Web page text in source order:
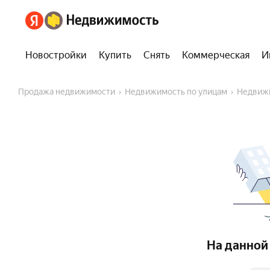
Новостройки Купить Снять Коммерческая
Продажа недвижимости Недвижимость по улицам
На